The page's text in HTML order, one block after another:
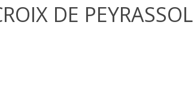
DE PEYRASSOL